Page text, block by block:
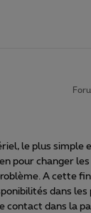
le plus simple
pour changer
A cette
dans les
contact dans la